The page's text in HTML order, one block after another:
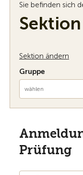
Sie befinden sich
Sektion ändern
Gruppe
wählen
Prüfung